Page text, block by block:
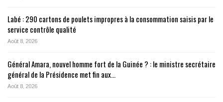
Labé : 290 cartons de poulets impropres à la consommation saisis par le
service contrôle qualité
Août 8, 2026
Général Amara, nouvel homme fort de la Guinée ? : le ministre secrétaire
général de la Présidence met fin aux…
Août 8, 2026